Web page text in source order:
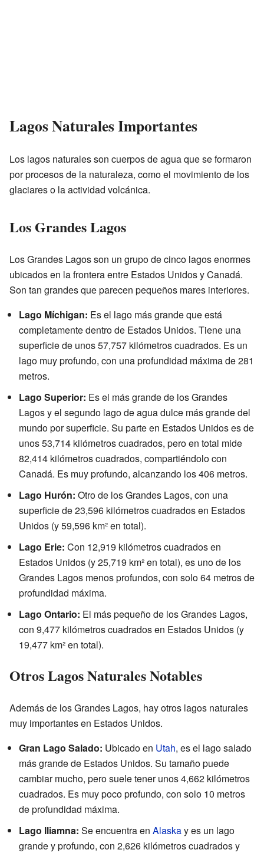
Lagos Naturales Importantes
Los lagos naturales son cuerpos de agua que se formaron
por procesos de la naturaleza, como el movimiento de los
glaciares o la actividad volcánica.
Los Grandes Lagos
Los Grandes Lagos son un grupo de cinco lagos enormes
ubicados en la frontera entre Estados Unidos y Canadá.
Son tan grandes que parecen pequeños mares interiores.
Lago Míchigan: Es el lago más grande que está
completamente dentro de Estados Unidos. Tiene una
superficie de unos 57,757 kilómetros cuadrados. Es un
lago muy profundo, con una profundidad máxima de 281
metros.
Lago Superior: Es el más grande de los Grandes
Lagos y el segundo lago de agua dulce más grande del
mundo por superficie. Su parte en Estados Unidos es de
unos 53,714 kilómetros cuadrados, pero en total mide
82,414 kilómetros cuadrados, compartiéndolo con
Canadá. Es muy profundo, alcanzando los 406 metros.
Lago Hurón: Otro de los Grandes Lagos, con una
superficie de 23,596 kilómetros cuadrados en Estados
Unidos (y 59,596 km² en total).
Lago Erie: Con 12,919 kilómetros cuadrados en
Estados Unidos (y 25,719 km² en total), es uno de los
Grandes Lagos menos profundos, con solo 64 metros de
profundidad máxima.
Lago Ontario: El más pequeño de los Grandes Lagos,
con 9,477 kilómetros cuadrados en Estados Unidos (y
19,477 km² en total).
Otros Lagos Naturales Notables
Además de los Grandes Lagos, hay otros lagos naturales
muy importantes en Estados Unidos.
Gran Lago Salado: Ubicado en Utah, es el lago salado
más grande de Estados Unidos. Su tamaño puede
cambiar mucho, pero suele tener unos 4,662 kilómetros
cuadrados. Es muy poco profundo, con solo 10 metros
de profundidad máxima.
Lago Iliamna: Se encuentra en Alaskay es un lago
grande y profundo, con 2,626 kilómetros cuadrados y